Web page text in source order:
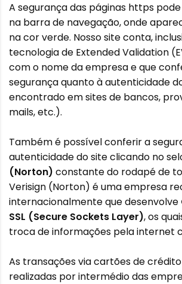
A segurança das páginas https
na barra de navegação, onde
na cor verde. Nosso site conta,
tecnologia de Extended Validation
com o nome da empresa e que
segurança quanto à autenticidade
encontrado em sites de bancos,
mails, etc.).
Também é possível conferir a
autenticidade do site clicando no
(Norton) constante do rodapé de
Verisign (Norton) é uma empresa
internacionalmente que desenvolve
SSL (Secure Sockets Layer), os
troca de informações pela internet
As transações via cartões de
realizadas por intermédio das